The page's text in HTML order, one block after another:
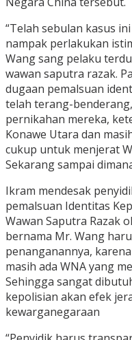
“Telah sebulan kasus
nampak perlakukan
Wang sang pelaku
wawan saputra razak.
dugaan pemalsuan
telah terang-
pernikahan mereka,
Konawe Utara dan
cukup untuk menjerat
Sekarang sampai
Ikram mendesak
pemalsuan Identitas
Wawan Saputra Razak
bernama Mr. Wang
penanganannya,
masih ada WNA yang
Sehingga sangat
kepolisian akan efek
kewarganegaraan